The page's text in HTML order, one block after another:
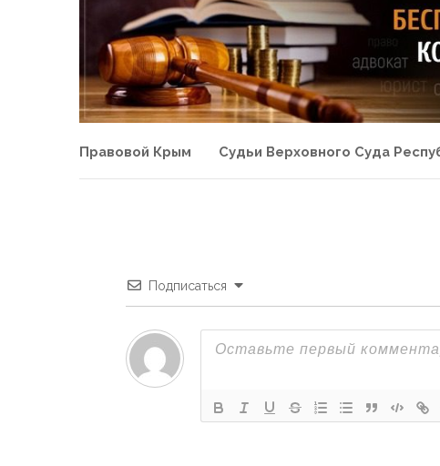
Правовой Крым Судьи Верховного Суда
Подписаться